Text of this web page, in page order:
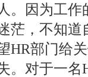
。因为工
茫，不知
HR部门给
。对于一名